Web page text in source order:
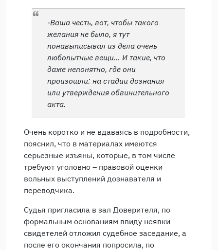
-Ваша честь, вот, чтобы такого
желания не было, я тут
понавыписывал из дела очень
любопытные вещи… И такие, что
даже непонятно, где они
произошли: на стадии дознания
или утверждения обвинительного
акта.
Очень коротко и не вдаваясь в подробности,
пояснил, что в материалах имеются
серьезные изъяны, которые, в том числе
требуют уголовно – правовой оценки
вольных выступлений дознавателя и
переводчика.
Судья пригласила в зал Доверителя, по
формальным основаниям ввиду неявки
свидетелей отложил судебное заседание, а
после его окончания попросила, по